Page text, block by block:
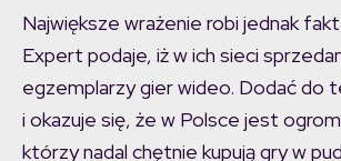
Największe wrażenie robi jednak
Expert podaje, iż w ich sieci
egzemplarzy gier wideo. Dodać do
i okazuje się, że w Polsce jest
którzy nadal chętnie kupują gry w